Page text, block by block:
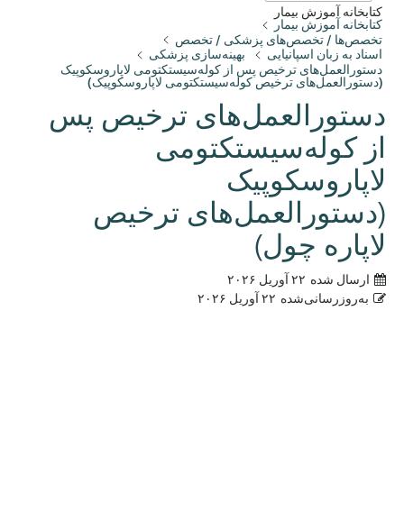
کتابخانه آموزش بیمار
کتابخانه آموزش بیمار
تخصص‌ها / تخصص‌های پزشکی / تخصص
اسناد به زبان اسپانیایی
بهینه‌سازی پزشکی
دستورالعمل‌های ترخیص پس از کوله‌سیستکتومی لاپاروسکوپیک
(دستورالعمل‌های ترخیص کوله‌سیستکتومی لاپاروسکوپیک)
دستورالعمل‌های ترخیص پس
از کوله‌سیستکتومی
لاپاروسکوپیک
(دستورالعمل‌های ترخیص
لاپاره چول)
ارسال شده ۲۲ آوریل ۲۰۲۶
به‌روزرسانی‌شده ۲۲ آوریل ۲۰۲۶